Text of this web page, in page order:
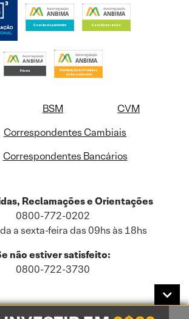
BSM
CVM
Correspondentes Cambiais
Correspondentes Bancários
Reclamações e Orientações
0800-772-0202
a sexta-feira das 09hs às 18hs
não estiver satisfeito:
0800-722-3730